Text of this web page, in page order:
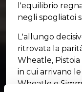
l'equilibrio
negli spogliatoi
L'allungo
ritrovata la
Wheatle,
in cui arrivano
Wheatle e